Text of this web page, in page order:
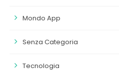
Mondo App
Senza Categoria
Tecnologia